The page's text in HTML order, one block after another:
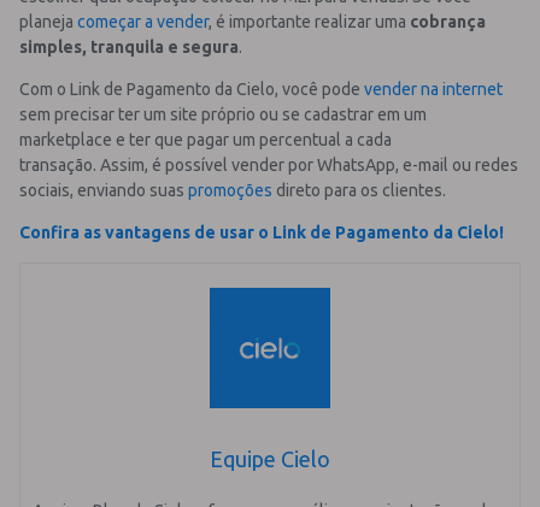
planeja começar a vender, é importante realizar uma cobrança
simples, tranquila e segura.
Com o Link de Pagamento da Cielo, você pode vender na internet
sem precisar ter um site próprio ou se cadastrar em um
marketplace e ter que pagar um percentual a cada
transação. Assim, é possível vender por WhatsApp, e-mail ou redes
sociais, enviando suas promoções direto para os clientes.
Confira as vantagens de usar o Link de Pagamento da Cielo!
Equipe Cielo